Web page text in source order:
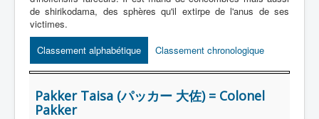
Acteur
Équipe
Équipement
de shirikodama, des sphères qu'il extirpe de l'anus de ses
victimes.
Classement alphabétique
Classement chronologique
Pakker Taisa (パッカー 大佐) = Colonel
Pakker